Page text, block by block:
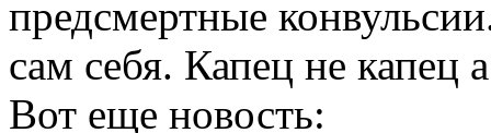
предсмертные
сам себя. Капец не капец
Вот еще новость: